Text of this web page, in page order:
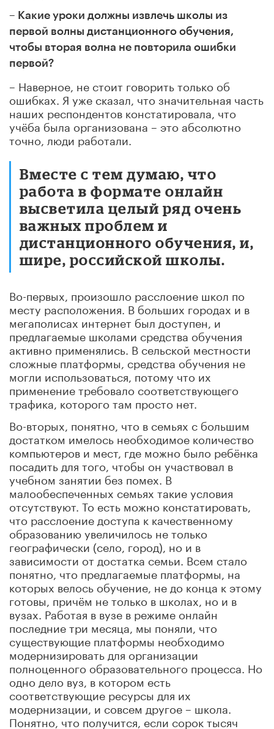
– Какие уроки должны извлечь школы из
первой волны дистанционного обучения,
чтобы вторая волна не повторила ошибки
первой?
– Наверное, не стоит говорить только об
ошибках. Я уже сказал, что значительная часть
наших респондентов констатировала, что
учёба была организована – это абсолютно
точно, люди работали.
Вместе с тем думаю, что
работа в формате онлайн
высветила целый ряд очень
важных проблем и
дистанционного обучения, и,
шире, российской школы.
Во-первых, произошло расслоение школ по
месту расположения. В больших городах и в
мегаполисах интернет был доступен, и
предлагаемые школами средства обучения
активно применялись. В сельской местности
сложные платформы, средства обучения не
могли использоваться, потому что их
применение требовало соответствующего
трафика, которого там просто нет.
Во-вторых, понятно, что в семьях с большим
достатком имелось необходимое количество
компьютеров и мест, где можно было ребёнка
посадить для того, чтобы он участвовал в
учебном занятии без помех. В
малообеспеченных семьях такие условия
отсутствуют. То есть можно констатировать,
что расслоение доступа к качественному
образованию увеличилось не только
географически (село, город), но и в
зависимости от достатка семьи. Всем стало
понятно, что предлагаемые платформы, на
которых велось обучение, не до конца к этому
готовы, причём не только в школах, но и в
вузах. Работая в вузе в режиме онлайн
последние три месяца, мы поняли, что
существующие платформы необходимо
модернизировать для организации
полноценного образовательного процесса. Но
одно дело вуз, в котором есть
соответствующие ресурсы для их
модернизации, и совсем другое – школа.
Понятно, что получится, если сорок тысяч